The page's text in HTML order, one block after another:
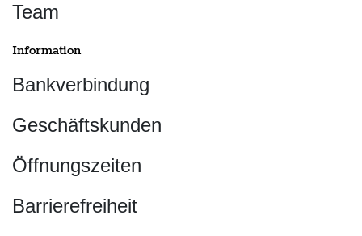
Team
Information
Bankverbindung
Geschäftskunden
Öffnungszeiten
Barrierefreiheit